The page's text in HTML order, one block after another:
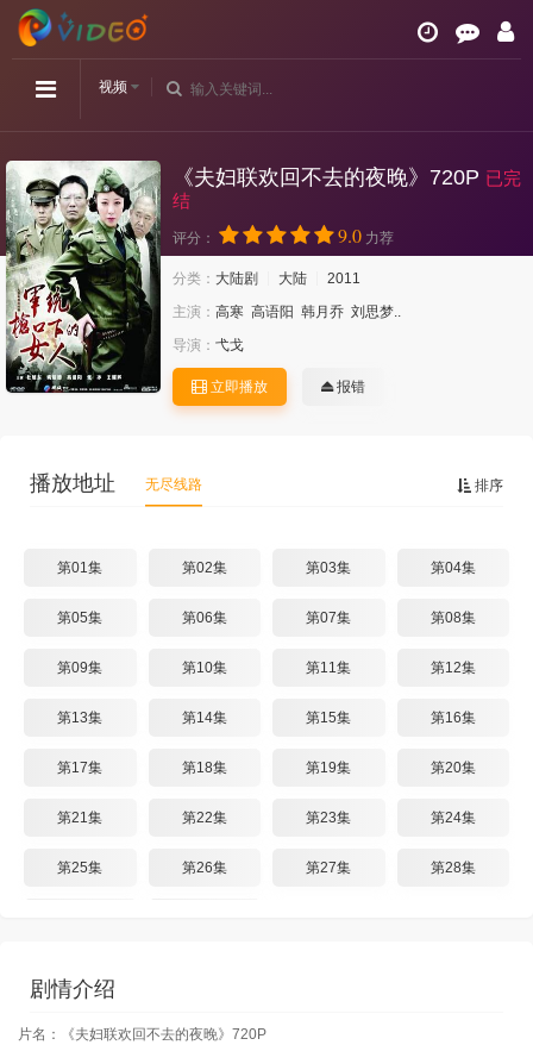
视频
《夫妇联欢回不去的夜晚》720P 已完
结
评分： 9.0 力荐
分类： 大陆剧 大陆
2011
主演： 高寒 高语阳 韩月乔 刘思梦..
导演： 弋戈
立即播放 报错
排序
播放地址 无尽线路
第01集 第02集 第03集 第04集
第05集 第06集 第07集 第08集
第09集 第10集 第11集 第12集
第13集 第14集 第15集 第16集
第17集 第18集 第19集 第20集
第21集 第22集 第23集 第24集
第25集 第26集 第27集 第28集
剧情介绍
片名：《夫妇联欢回不去的夜晚》720P